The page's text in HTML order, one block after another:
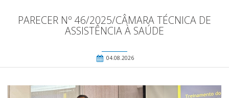
PARECER Nº 46/2025/CÂMARA TÉCNICA DE
ASSISTÊNCIA À SAÚDE
04.08.2026